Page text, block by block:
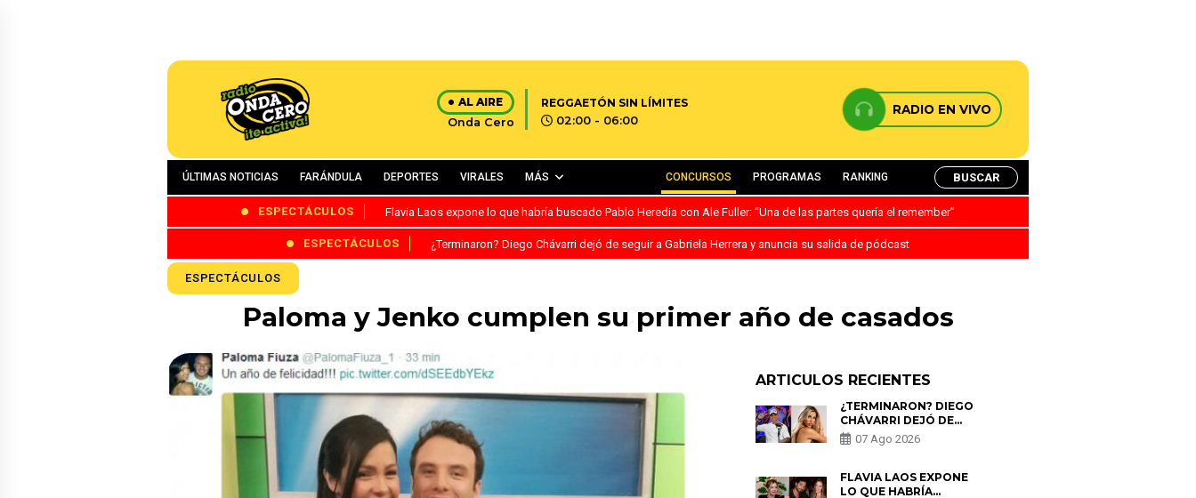
AL AIRE
Onda Cero
REGGAETÓN SIN LÍMITES
02:00 - 06:00
RADIO EN VIVO
ÚLTIMAS NOTICIAS FARÁNDULA DEPORTES VIRALES MÁS CONCURSOS PROGRAMAS RANKING BUSCAR
ESPECTÁCULOS Flavia Laos expone lo que habría buscado Pablo Heredia con Ale Fuller: “Una de las partes quería el remember”
ESPECTÁCULOS ¿Terminaron? Diego Chávarri dejó de seguir a Gabriela Herrera y anuncia su salida de pódcast
ESPECTÁCULOS
Paloma y Jenko cumplen su primer año de casados
ARTICULOS RECIENTES
¿TERMINARON? DIEGO
CHÁVARRI DEJÓ DE
SEGUIR A GABRIELA
HERRERA Y ANUNCIA SU
07 Ago 2026
FLAVIA LAOS EXPONE
LO QUE HABRÍA